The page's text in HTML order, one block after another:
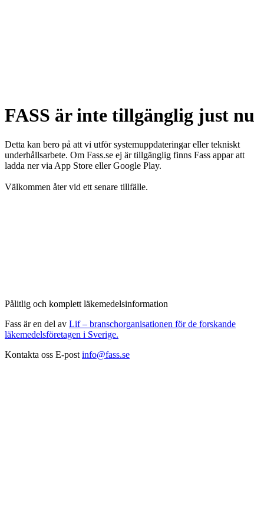
FASS är inte tillgänglig just nu
Detta kan bero på att vi utför systemuppdateringar eller tekniskt
underhållsarbete. Om Fass.se ej är tillgänglig finns Fass appar att
ladda ner via App Store eller Google Play.
Välkommen åter vid ett senare tillfälle.
Pålitlig och komplett läkemedelsinformation
Fass är en del av Lif – branschorganisationen för de forskande
läkemedelsföretagen i Sverige.
Kontakta oss E-post info@fass.se